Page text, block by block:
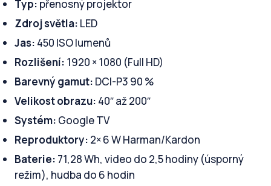
Typ: přenosný projektor
Zdroj světla: LED
Jas: 450 ISO lumenů
Rozlišení: 1920 × 1080 (Full HD)
Barevný gamut: DCI-P3 90 %
Velikost obrazu: 40″ až 200″
Systém: Google TV
Reproduktory: 2× 6 W Harman/Kardon
Baterie: 71,28 Wh, video do 2,5 hodiny (úsporný
režim), hudba do 6 hodin